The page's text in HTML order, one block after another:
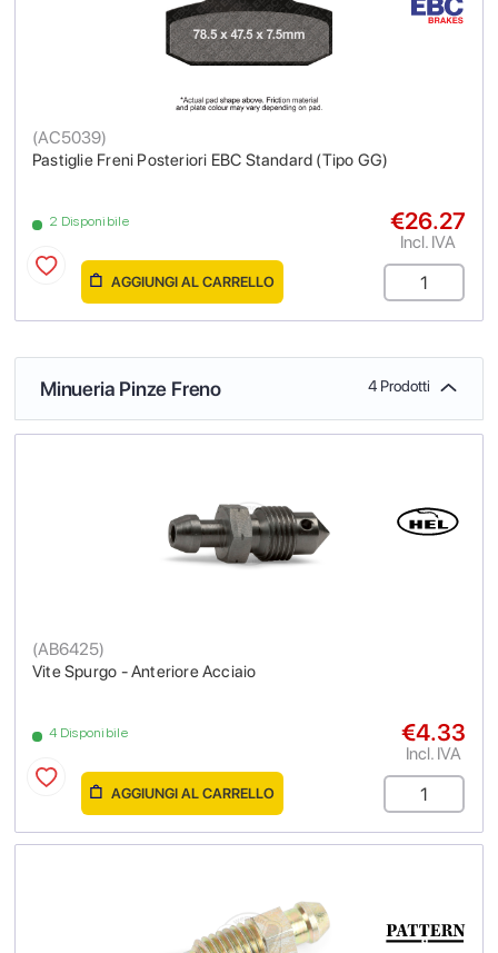
Pastiglie Freni Posteriori EBC Standard (Tipo GG)
(AC5039)
2 Disponibile €26.27
Incl. IVA
AGGIUNGI AL CARRELLO
Minueria Pinze Freno 4 Prodotti
Vite Spurgo - Anteriore Acciaio
(AB6425)
4 Disponibile €4.33
Incl. IVA
AGGIUNGI AL CARRELLO